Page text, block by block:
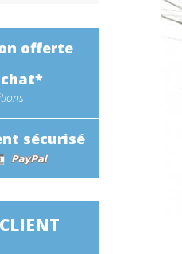
offerte
sécurisé